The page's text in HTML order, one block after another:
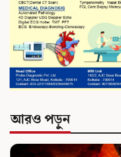
আরও পড়ুন